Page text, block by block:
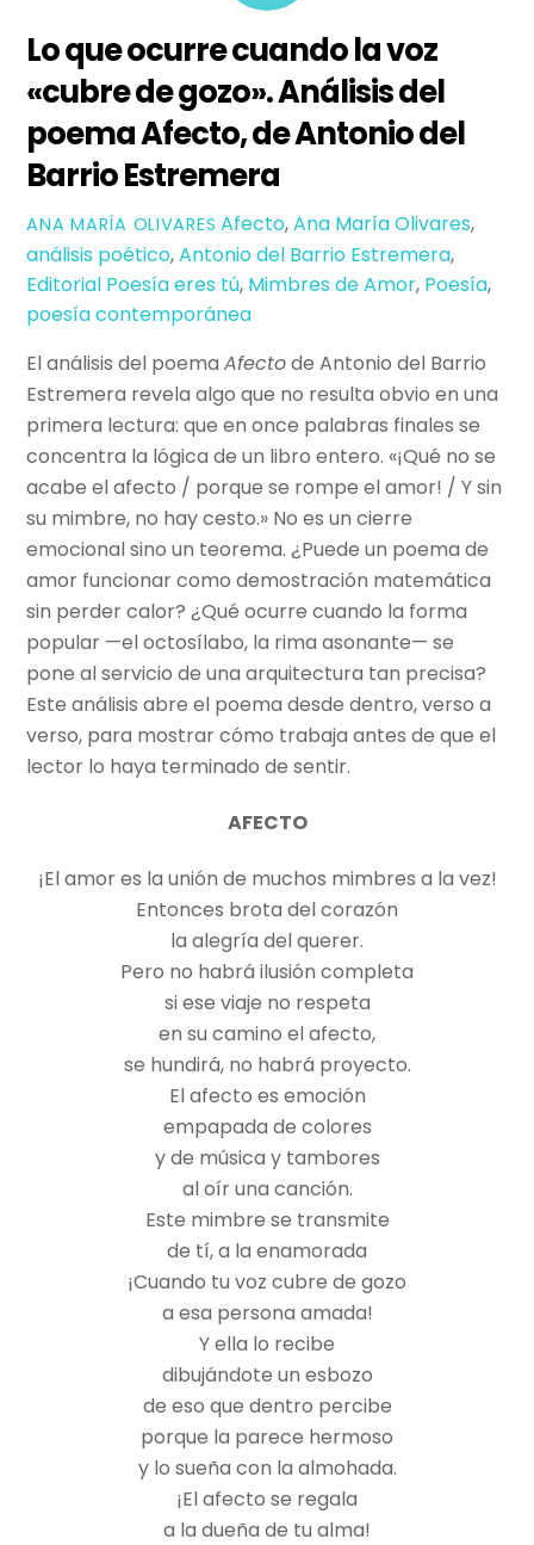
Lo que ocurre cuando la voz
«cubre de gozo». Análisis del
poema Afecto, de Antonio del
Barrio Estremera
ANA MARÍA OLIVARES Afecto,Ana María Olivares,
análisis poético,Antonio del Barrio Estremera,
Editorial Poesía eres tú, Mimbres de Amor, Poesía,
poesía contemporánea
El análisis del poemaAfectode Antonio del Barrio
Estremera revela algo que no resulta obvio en una
primera lectura: que en once palabras finales se
concentra la lógica de un libro entero. «¡Qué no se
acabe el afecto / porque se rompe el amor! / Y sin
su mimbre, no hay cesto.» No es un cierre
emocional sino un teorema. ¿Puede un poema de
amor funcionar como demostración matemática
sin perder calor? ¿Qué ocurre cuando la forma
popular —el octosílabo, la rima asonante— se
pone al servicio de una arquitectura tan precisa?
Este análisis abre el poema desde dentro, verso a
verso, para mostrar cómo trabaja antes de que el
lector lo haya terminado de sentir.
AFECTO
¡El amor es la unión de muchos mimbres a la vez!
Entonces brota del corazón
la alegría del querer.
Pero no habrá ilusión completa
si ese viaje no respeta
en su camino el afecto,
se hundirá, no habrá proyecto.
El afecto es emoción
empapada de colores
y de música y tambores
al oír una canción.
Este mimbre se transmite
de tí, a la enamorada
¡Cuando tu voz cubre de gozo
a esa persona amada!
Y ella lo recibe
dibujándote un esbozo
de eso que dentro percibe
porque la parece hermoso
y lo sueña con la almohada.
¡El afecto se regala
a la dueña de tu alma!